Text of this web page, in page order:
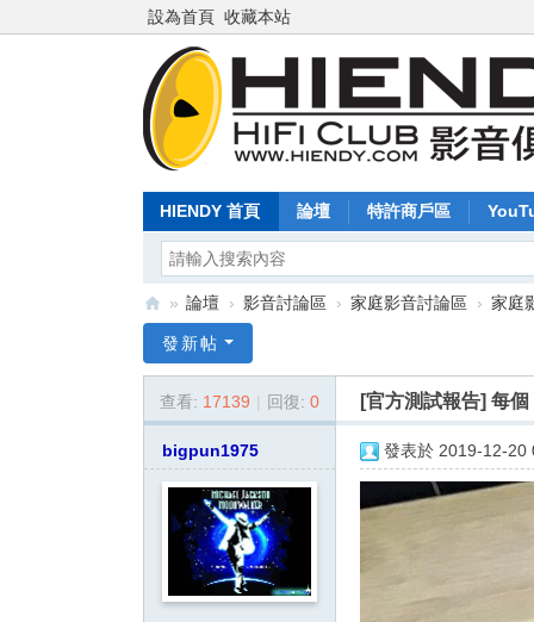
設為首頁 收藏本站
HIENDY 首頁 論壇 特許商戶區
en
dy
o
» 論壇 › 影音討論區 › 家庭影音討論區 › 家庭
發新帖
查看: 17139 | 回復: 0 [官方測試報告] 每個
bigpun1975 發表於 2019-12-20